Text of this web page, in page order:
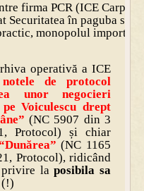
firma PCR (ICE
Securitatea în paguba
monopolul
operativă a ICE
de protocol
unor negocieri
Voiculescu drept
(NC 5907 din 3
Protocol) și chiar
(NC 1165
Protocol), ridicând
privire laposibila sa